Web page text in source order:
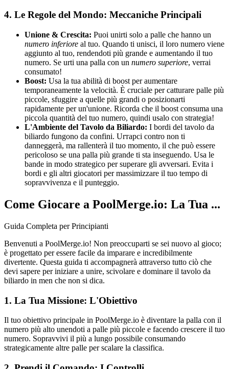
4. Le Regole del Mondo: Meccaniche Principali
Unione & Crescita: Puoi unirti solo a palle che hanno un
numero inferiore al tuo. Quando ti unisci, il loro numero viene
aggiunto al tuo, rendendoti più grande e aumentando il tuo
numero. Se urti una palla con un numero superiore, verrai
consumato!
Boost: Usa la tua abilità di boost per aumentare
temporaneamente la velocità. È cruciale per catturare palle più
piccole, sfuggire a quelle più grandi o posizionarti
rapidamente per un'unione. Ricorda che il boost consuma una
piccola quantità del tuo numero, quindi usalo con strategia!
L'Ambiente del Tavolo da Biliardo: I bordi del tavolo da
biliardo fungono da confini. Urтарci contro non ti
danneggerà, ma rallenterà il tuo momento, il che può essere
pericoloso se una palla più grande ti sta inseguendo. Usa le
bande in modo strategico per superare gli avversari. Evita i
bordi e gli altri giocatori per massimizzare il tuo tempo di
sopravvivenza e il punteggio.
Come Giocare a PoolMerge.io: La Tua ...
Guida Completa per Principianti
Benvenuti a PoolMerge.io! Non preoccuparti se sei nuovo al gioco;
è progettato per essere facile da imparare e incredibilmente
divertente. Questa guida ti accompagnerà attraverso tutto ciò che
devi sapere per iniziare a unire, scivolare e dominare il tavolo da
biliardo in men che non si dica.
1. La Tua Missione: L'Obiettivo
Il tuo obiettivo principale in PoolMerge.io è diventare la palla con il
numero più alto unendoti a palle più piccole e facendo crescere il tuo
numero. Sopravvivi il più a lungo possibile consumando
strategicamente altre palle per scalare la classifica.